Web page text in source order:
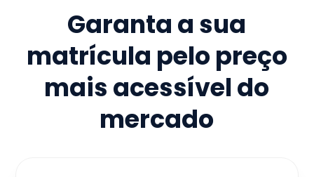
Garanta a sua
matrícula pelo preço
mais acessível do
mercado